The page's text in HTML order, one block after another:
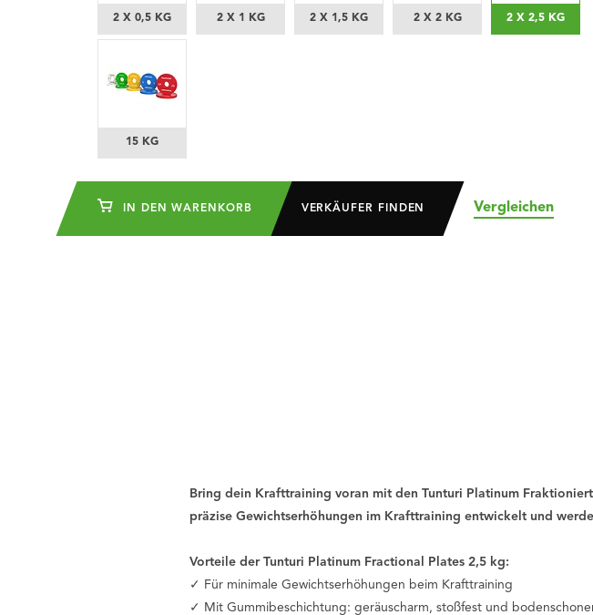
2 X 0,5 KG 2 X 1 KG 2 X 1,5 KG 2 X 2 KG 2 X 2,5 KG
15 KG
IN DEN WARENKORB VERKÄUFER FINDEN Vergleichen
Bring dein Krafttraining voran mit den Tunturi Platinum
präzise Gewichtserhöhungen im Krafttraining entwickelt und
Vorteile der Tunturi Platinum Fractional Plates 2,5 kg:
✓ Für minimale Gewichtserhöhungen beim Krafttraining
✓ Mit Gummibeschichtung: geräuscharm, stoßfest und